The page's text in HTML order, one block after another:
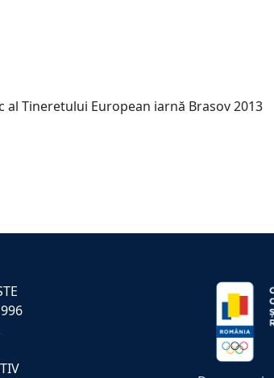
al Tineretului European iarnă Brasov 2013